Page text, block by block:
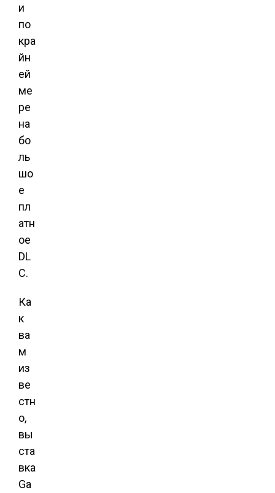
и
по
кра
йн
ей
ме
ре
на
бо
ль
шо
е
пл
атн
ое
DL
C.
Ка
к
ва
м
из
ве
стн
о,
вы
ста
вка
Ga